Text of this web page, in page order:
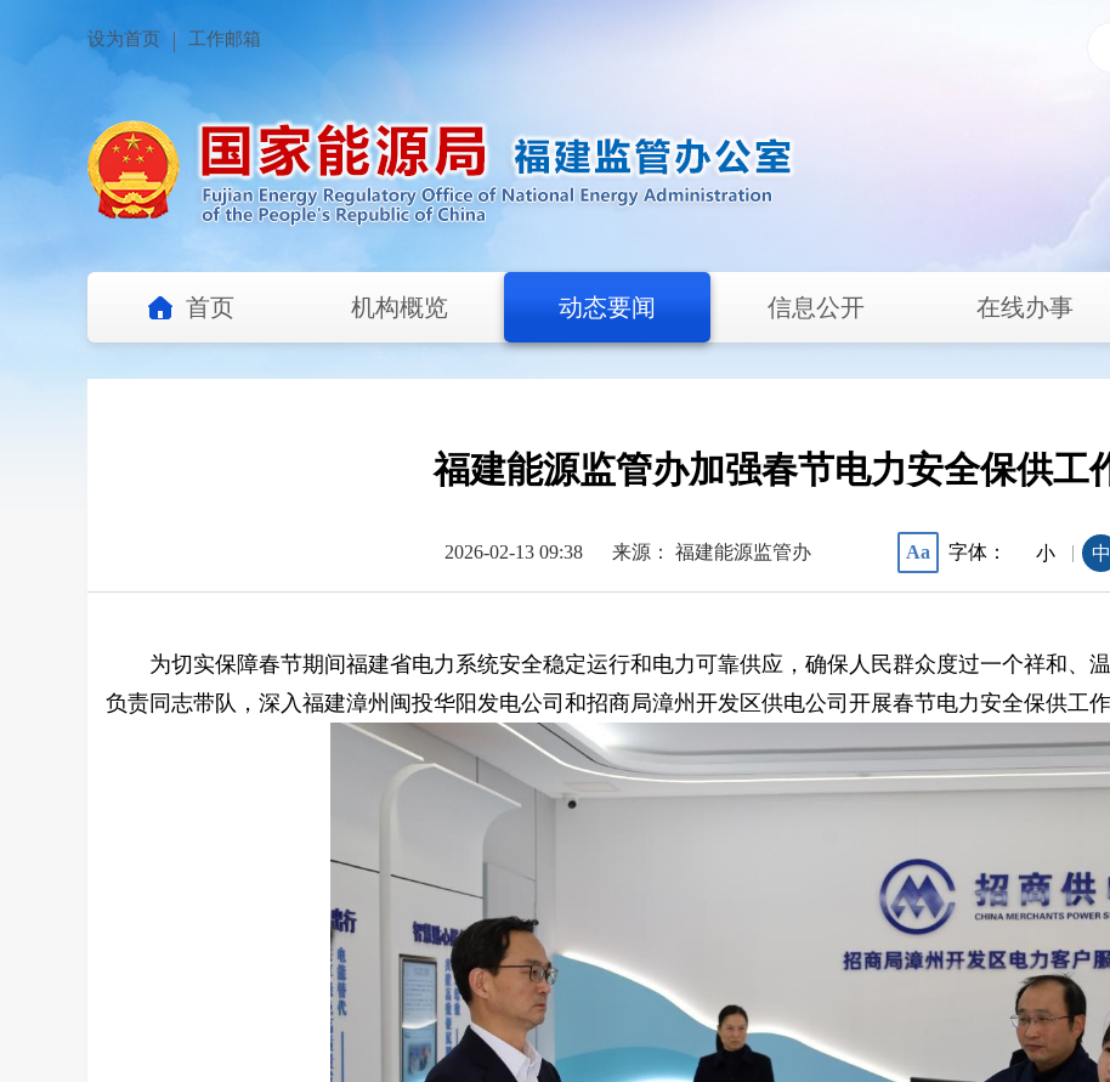
设为首页 工作邮箱
首页 机构概览 动态要闻 信息公开 在线办事
福建能源监管办加强春节电力安全保供工
2026-02-13 09:38 来源： 福建能源监管办 Aa 字体： 小 | 中
为切实保障春节期间福建省电力系统安全稳定运行和电力可靠供应，确保人民群众度过一个祥和、
负责同志带队，深入福建漳州闽投华阳发电公司和招商局漳州开发区供电公司开展春节电力安全保供工作